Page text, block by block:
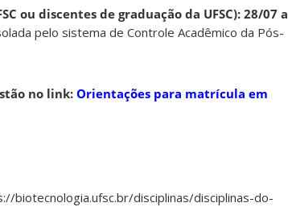
ou discentes de graduação da UFSC): 28/07 a
pelo sistema de Controle Acadêmico da Pós-
no link: Orientações para matrícula em
biotecnologia.ufsc.br/disciplinas/disciplinas-do-